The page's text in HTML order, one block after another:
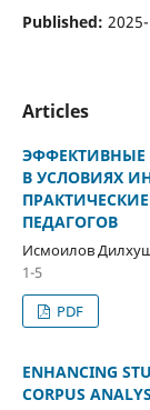
Published:
Articles
ЭФФЕКТИВНЫЕ
В УСЛОВИЯХ
ПЕДАГОГОВ
Исмоилов
1-5
PDF
ENHANCING
CORPUS